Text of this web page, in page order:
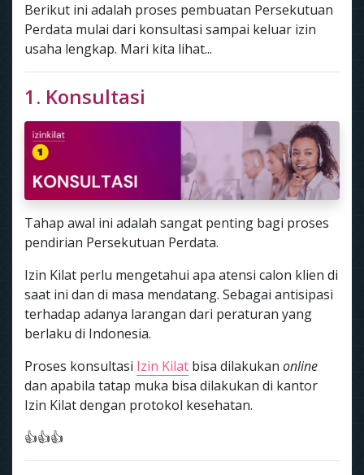
Berikut ini adalah proses pembuatan Persekutuan
Perdata mulai dari konsultasi sampai keluar izin
usaha lengkap. Mari kita lihat...
1. Konsultasi
Tahap awal ini adalah sangat penting bagi proses
pendirian Persekutuan Perdata.
Izin Kilat perlu mengetahui apa atensi calon klien di
saat ini dan di masa mendatang. Sebagai antisipasi
terhadap adanya larangan dari peraturan yang
berlaku di Indonesia.
Proses konsultasi Izin Kilat bisa dilakukan online
dan apabila tatap muka bisa dilakukan di kantor
Izin Kilat dengan protokol kesehatan.
👍👍👍